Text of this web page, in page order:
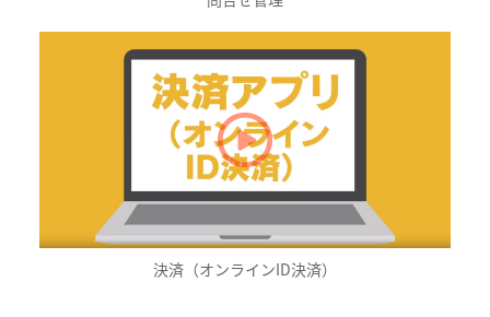
決済（オンラインID決済）